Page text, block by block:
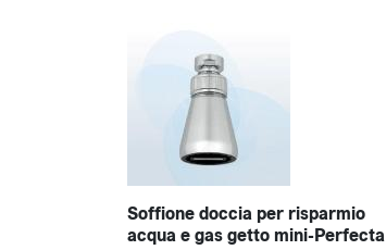
Soffione doccia per risparmio
acqua e gas getto mini-Perfecta